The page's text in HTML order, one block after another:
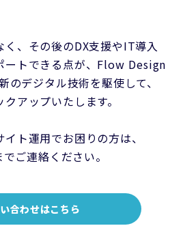
、その後のDX支援やIT導入
ートできる点が、Flow Design
のデジタル技術を駆使して、
アップいたします。
ト運用でお困りの方は、
ご連絡ください。
合わせはこちら